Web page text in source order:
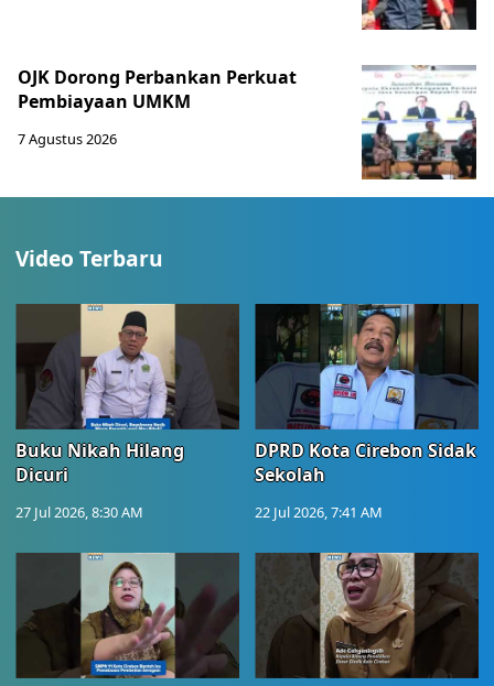
OJK Dorong Perbankan Perkuat
Pembiayaan UMKM
7 Agustus 2026
Video Terbaru
Buku Nikah Hilang
Dicuri
27 Jul 2026, 8:30 AM
DPRD Kota Cirebon Sidak
Sekolah
22 Jul 2026, 7:41 AM